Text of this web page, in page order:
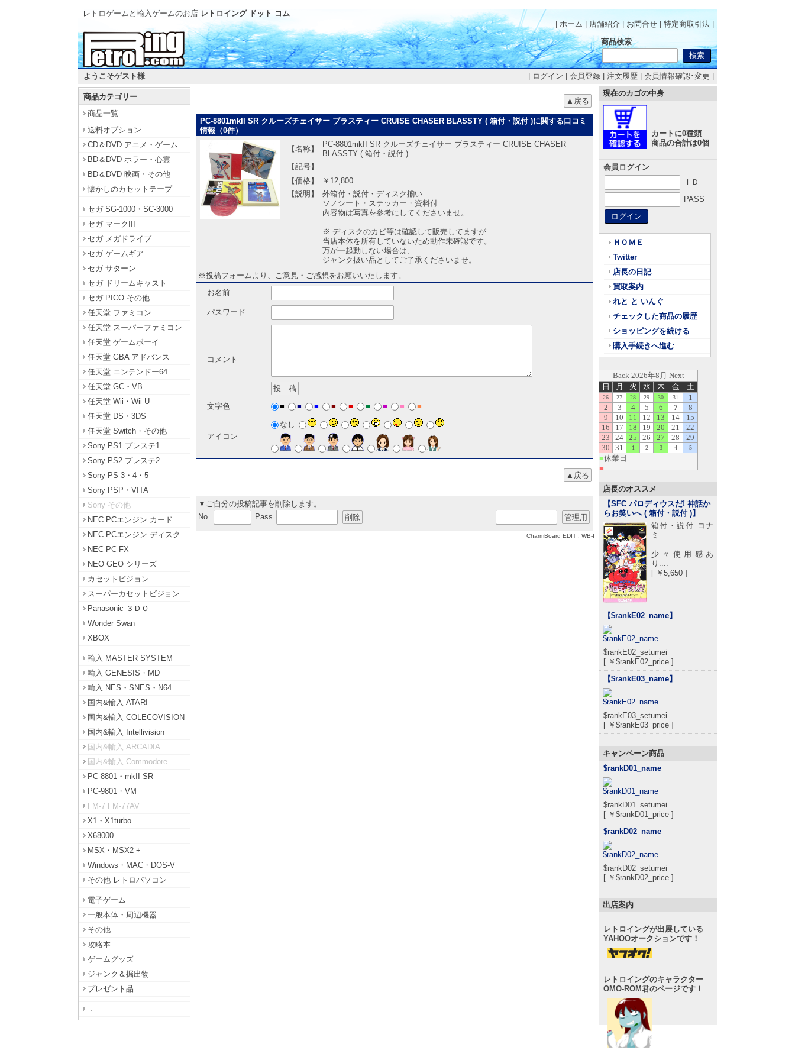
レトロゲームと輸入ゲームのお店 レトロイング ドット コム
| ホーム
店舗紹介 お問合せ 特定商取引法
商品検索
ようこそゲスト様 ログイン 会員登録 注文履歴 会員情報確認･変更
商品カテゴリー
商品一覧
送料オプション
CD＆DVD アニメ・ゲーム
BD＆DVD ホラー・心霊
BD＆DVD 映画・その他
懐かしのカセットテープ
セガ SG-1000・SC-3000
セガ マークIII
セガ メガドライブ
セガ ゲームギア
セガ サターン
セガ ドリームキャスト
セガ PICO その他
任天堂 ファミコン
任天堂 スーパーファミコン
任天堂 ゲームボーイ
任天堂 GBA アドバンス
任天堂 ニンテンドー64
任天堂 GC・VB
任天堂 Wii・Wii U
任天堂 DS・3DS
任天堂 Switch・その他
Sony PS1 プレステ1
Sony PS2 プレステ2
Sony PS 3・4・5
Sony PSP・VITA
Sony その他
NEC PCエンジン カード
NEC PCエンジン ディスク
NEC PC-FX
NEO GEO シリーズ
カセットビジョン
スーパーカセットビジョン
Panasonic ３ＤＯ
Wonder Swan
XBOX
輸入 MASTER SYSTEM
輸入 GENESIS・MD
輸入 NES・SNES・N64
国内&輸入 ATARI
国内&輸入 COLECOVISION
国内&輸入 Intellivision
国内&輸入 ARCADIA
国内&輸入 Commodore
PC-8801・mkII SR
PC-9801・VM
FM-7 FM-77AV
X1・X1turbo
X68000
MSX・MSX2 +
Windows・MAC・DOS-V
その他 レトロパソコン
電子ゲーム
一般本体・周辺機器
その他
攻略本
ゲームグッズ
ジャンク＆掘出物
プレゼント品
．
PC-8801mkII SR クルーズチェイサー ブラスティー CRUISE CHASER BLASSTY ( 箱付・説付 )に関する口コミ
情報（0件）
【名称】
PC-8801mkII SR クルーズチェイサー ブラスティー CRUISE CHASER
BLASSTY ( 箱付・説付 )
【記号】
【価格】
￥12,800
【説明】
外箱付・説付・ディスク揃い
ソノシート・ステッカー・資料付
内容物は写真を参考にしてくださいませ。
※ ディスクのカビ等は確認して販売してますが
当店本体を所有していないため動作未確認です。
万が一起動しない場合は、
ジャンク扱い品としてご了承くださいませ。
※投稿フォームより、ご意見・ご感想をお願いいたします。
お名前
パスワード
コメント
文字色 ■ ■ ■ ■ ■ ■ ■ ■ ■
アイコン
なし
▼ご自分の投稿記事を削除します。
No.
Pass
CharmBoard EDIT : WB-I
現在のカゴの中身
カートに0種類
商品の合計は0個
会員ログイン
ＩＤ
PASS
ＨＯＭＥ
Twitter
店長の日記
買取案内
れと と いんぐ
チェックした商品の履歴
ショッピングを続ける
購入手続きへ進む
店長のオススメ
【SFC パロディウスだ! 神話か
らお笑いへ ( 箱付・説付 )】
箱付・説付 コナ
ミ
少々使用感あ
り....
[ ￥5,650 ]
【$rankE02_name】
$rankE02_setumei
[ ￥$rankE02_price ]
【$rankE03_name】
$rankE03_setumei
[ ￥$rankE03_price ]
キャンペーン商品
$rankD01_name
$rankD01_setumei
[ ￥$rankD01_price ]
$rankD02_name
$rankD02_setumei
[ ￥$rankD02_price ]
出店案内
レトロイングが出展している
YAHOOオークションです！
レトロイングのキャラクター
OMO-ROM君のページです！